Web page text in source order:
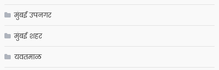
मुंबई उपनगर
मुंबई शहर
यवतमाळ